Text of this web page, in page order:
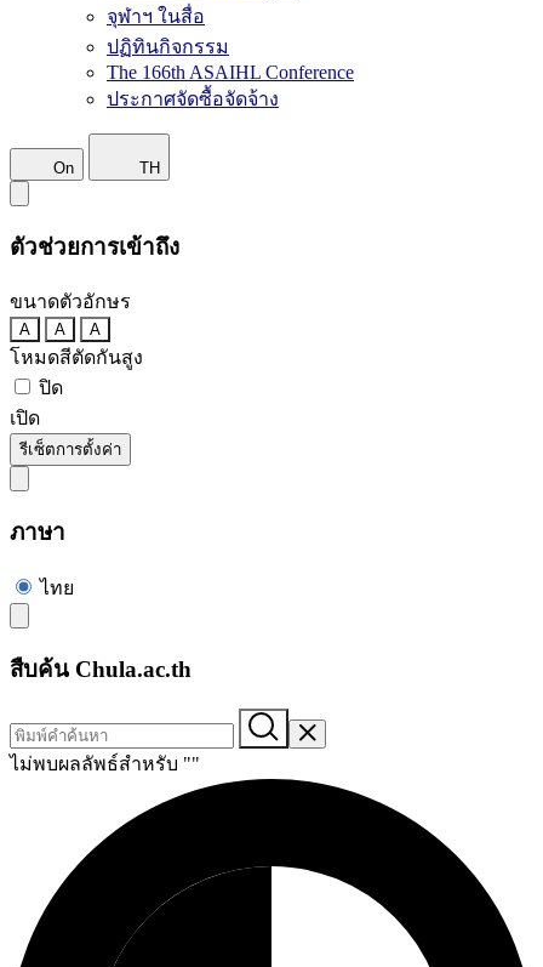
จุฬาฯ ในสื่อ
ปฏิทินกิจกรรม
The 166th ASAIHL Conference
ประกาศจัดซื้อจัดจ้าง
On TH
ตัวช่วยการเข้าถึง
ขนาดตัวอักษร
A A A
โหมดสีตัดกันสูง
ปิด
เปิด
รีเซ็ตการตั้งค่า
ภาษา
ไทย
สืบค้น Chula.ac.th
ไม่พบผลลัพธ์สำหรับ ""